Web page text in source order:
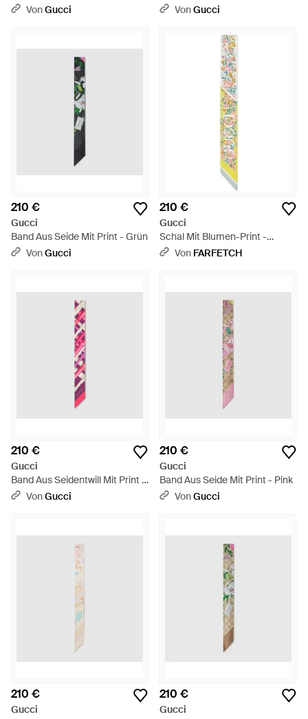
VonGucci
Mit Print - Blau
VonGucci
210 €
Gucci
Band Aus Seide Mit Print - Grün
VonGucci
210 €
Gucci
Schal Mit Blumen-Print -
Mettallic
Von FARFETCH
210 €
Gucci
Band Aus Seidentwill Mit Print -
PinkVonGucci
210 €
Gucci
Band Aus Seide Mit Print - Pink
VonGucci
210 €
Gucci
210 €
Gucci